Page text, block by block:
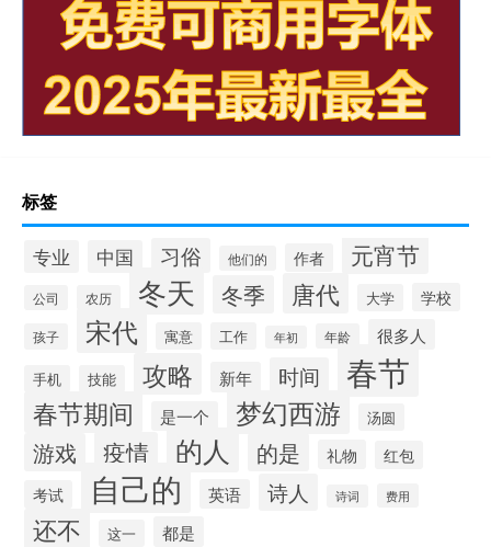
标签
专业 中国 习俗 他们的 作者 元宵节
公司 农历 冬天 冬季 唐代 大学 学校
孩子 宋代 寓意 工作 年初 年龄 很多人
手机 技能 攻略 新年 时间 春节
春节期间 是一个 梦幻西游 汤圆
游戏 疫情 的人 的是 礼物
红包
考试
自己的 英语 诗人 诗词 费用
还不 这一 都是